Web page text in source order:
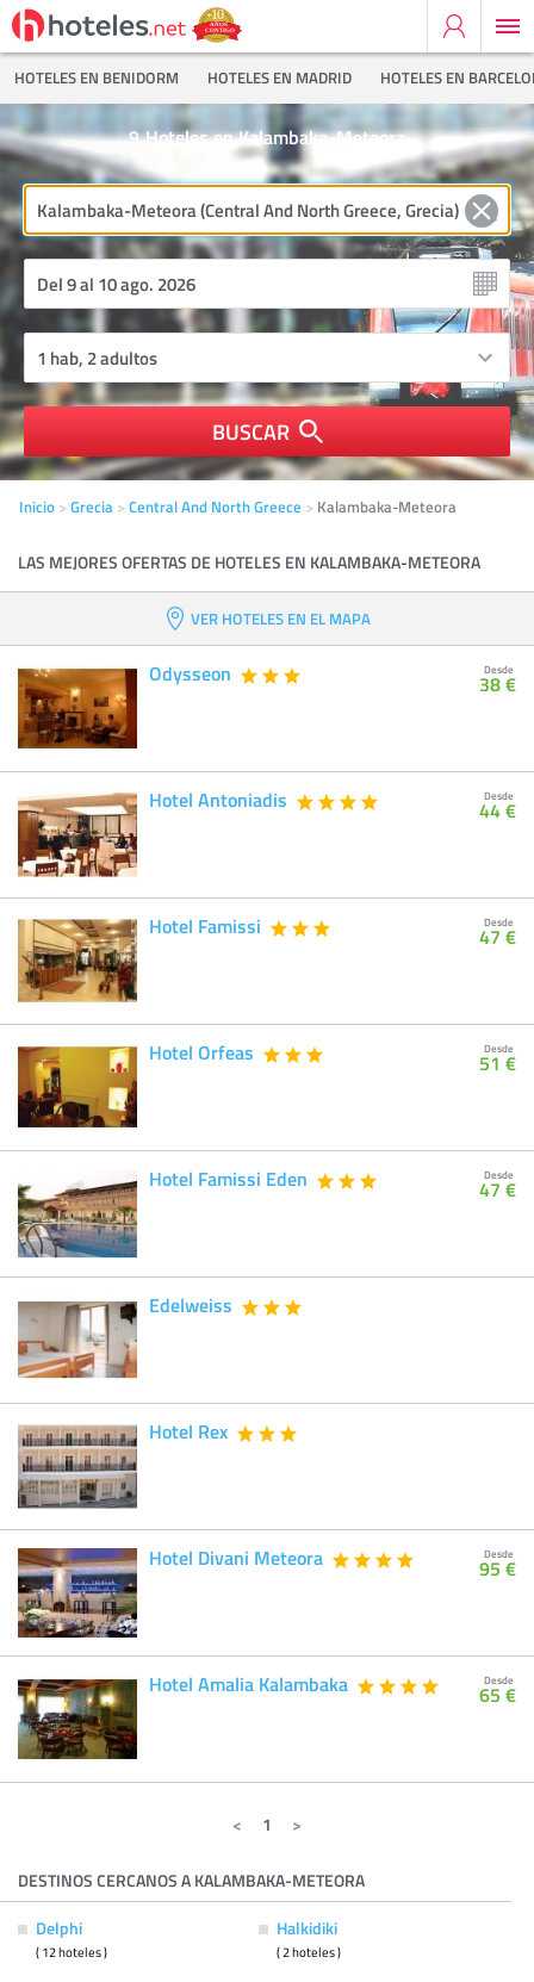
HOTELES EN BENIDORM HOTELES EN MADRID HOTELES EN
Hoteles en Kalambaka-Meteora
9
BUSCAR
Inicio Grecia Central And North Greece Kalambaka-Meteora
LAS MEJORES OFERTAS DE HOTELES EN KALAMBAKA-METEORA
VER HOTELES EN EL MAPA
Odysseon Desde
38 €
Hotel Antoniadis Desde
44 €
Hotel Famissi Desde
47 €
Hotel Orfeas Desde
51 €
Hotel Famissi Eden Desde
47 €
Edelweiss
Hotel Rex
Hotel Divani Meteora Desde
95 €
Hotel Amalia Kalambaka Desde
65 €
1
DESTINOS CERCANOS A KALAMBAKA-METEORA
Delphi
( 12 hoteles )
Halkidiki
( 2 hoteles )